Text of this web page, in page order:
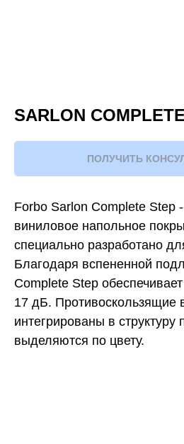
SARLON
ПОЛУЧИТЬ
Forbo Sarlon Complete Step -
виниловое напольное
специально разработано
Благодаря вспененной
Complete Step
17 дБ. Противоскользящие
интегрированы в структуру
выделяются по цвету.